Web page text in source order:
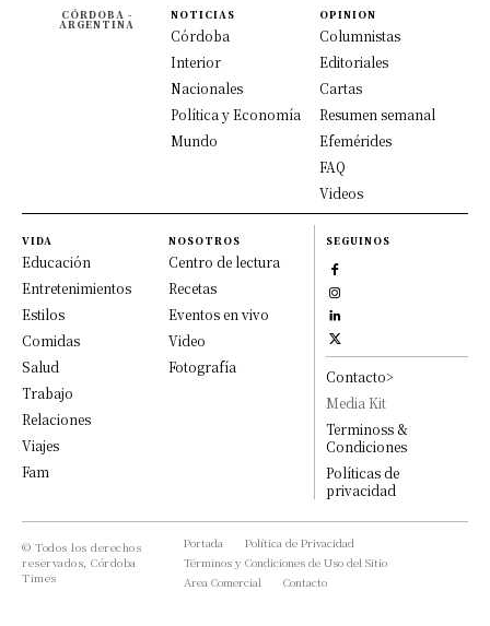
CÓRDOBA -
ARGENTINA
NOTICIAS
Córdoba
Interior
Nacionales
Política y Economía
Mundo
OPINION
Columnistas
Editoriales
Cartas
Resumen semanal
Efemérides
FAQ
Videos
VIDA
Educación
Entretenimientos
Estilos
Comidas
Salud
Trabajo
Relaciones
Viajes
Fam
NOSOTROS
Centro de lectura
Recetas
Eventos en vivo
Video
Fotografía
SEGUINOS
Contacto>
Media Kit
Terminoss &
Condiciones
Políticas de
privacidad
© Todos los derechos
reservados, Córdoba
Times
Portada
Política de Privacidad
Términos y Condiciones de Uso del Sitio
Area Comercial
Contacto